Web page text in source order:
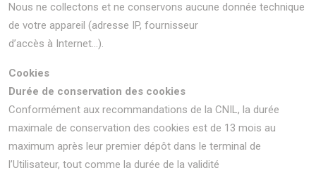
Nous ne collectons et ne conservons aucune donnée technique
de votre appareil (adresse IP, fournisseur
d’accès à Internet…).
Cookies
Durée de conservation des cookies
Conformément aux recommandations de la CNIL, la durée
maximale de conservation des cookies est de 13 mois au
maximum après leur premier dépôt dans le terminal de
l’Utilisateur, tout comme la durée de la validité